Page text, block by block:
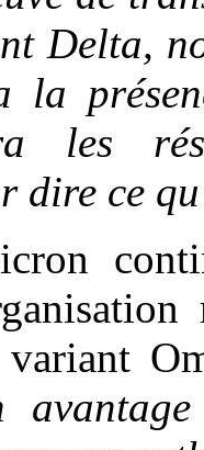
Delta,
la
les
dire ce